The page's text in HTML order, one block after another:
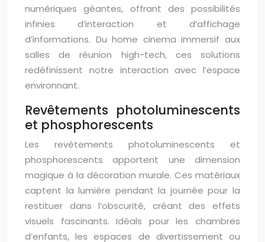
numériques géantes, offrant des possibilités
infinies d’interaction et d’affichage
d’informations. Du home cinema immersif aux
salles de réunion high-tech, ces solutions
redéfinissent notre interaction avec l’espace
environnant.
Revêtements photoluminescents
et phosphorescents
Les revêtements photoluminescents et
phosphorescents apportent une dimension
magique à la décoration murale. Ces matériaux
captent la lumière pendant la journée pour la
restituer dans l’obscurité, créant des effets
visuels fascinants. Idéals pour les chambres
d’enfants, les espaces de divertissement ou